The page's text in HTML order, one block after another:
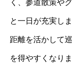
く、参道散策や
と一日が充実し
距離を活かして
を得やすくなりま